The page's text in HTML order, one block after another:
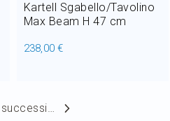
Kartell Sgabello/Tavolino
Max Beam H 47 cm
238,00 €
stai leggendo la pagina
Pagina